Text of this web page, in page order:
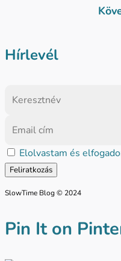
Hírlevél
Elolvastam és
SlowTime Blog © 2024
Pin It on